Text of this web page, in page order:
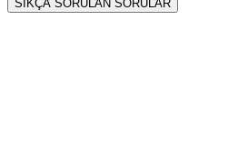
SIKÇA SORULAN SORULAR